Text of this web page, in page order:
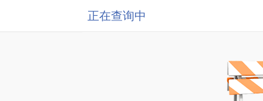
正在查询中